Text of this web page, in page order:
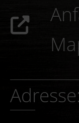
Adresse: